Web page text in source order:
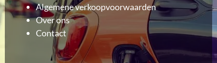
Algemene verkoopvoorwaarden
Over ons
Contact